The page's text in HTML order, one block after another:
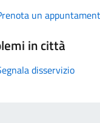
un
in città
disservizio